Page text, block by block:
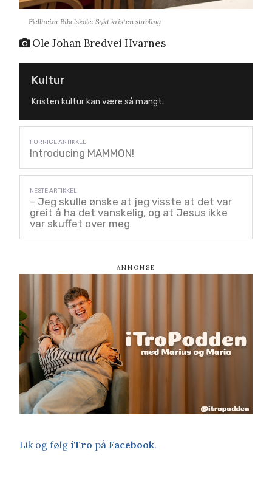
Fjellheim Bibelskole: Sykt kristen stabling
Ole Johan Bredvei Hvarnes
Kultur
Kristen kultur kan være så mangt.
Introducing MAMMON!
– Jeg skulle ønske at jeg visste at det var
greit å ha det vanskelig, og at Jesus ikke
var skuffet over meg
Lik og følg iTro på Facebook.